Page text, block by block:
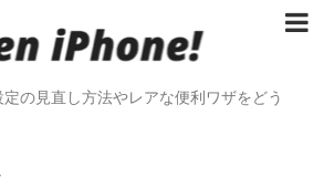
の見直し方法やレアな便利ワザをどう